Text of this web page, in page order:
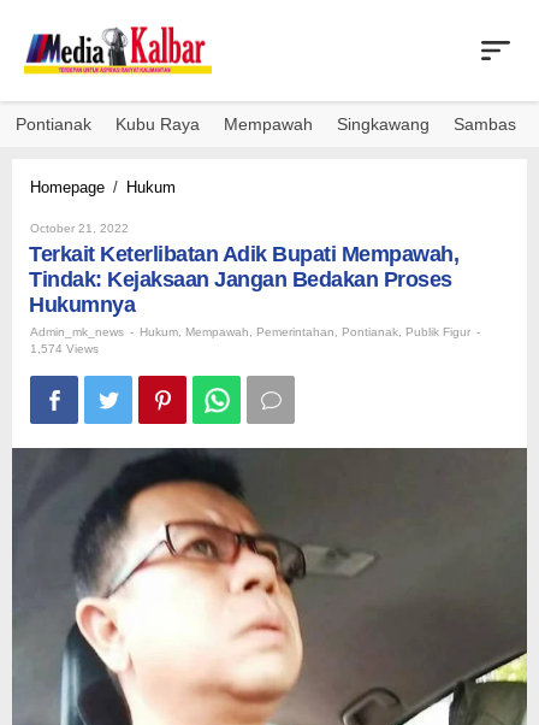
content
Pontianak Kubu Raya Mempawah Singkawang Sambas
Homepage / Hukum
Bupati
Mempawah,
Jangan
Proses
Hukumnya
October 21, 2022
Terkait Keterlibatan Adik Bupati Mempawah,
Tindak: Kejaksaan Jangan Bedakan Proses
Hukumnya
Admin_mk_news - Hukum Mempawah Pemerintahan Pontianak Publik Figur -
1,574 Views